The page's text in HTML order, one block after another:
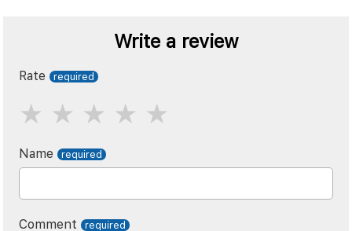
Write a review
Rate
Name
Comment